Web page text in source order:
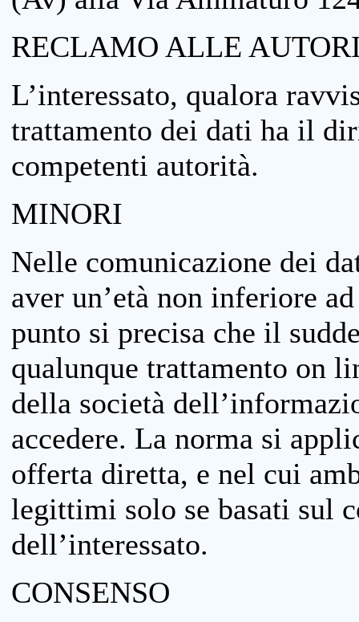
RECLAMO ALLE
L’interessato, qualora
trattamento dei dati ha il
competenti autorità.
MINORI
Nelle comunicazione dei
aver un’età non inferiore
punto si precisa che il
qualunque trattamento on
della società
accedere. La norma si
offerta diretta, e nel cui
legittimi solo se basati sul
dell’interessato.
CONSENSO